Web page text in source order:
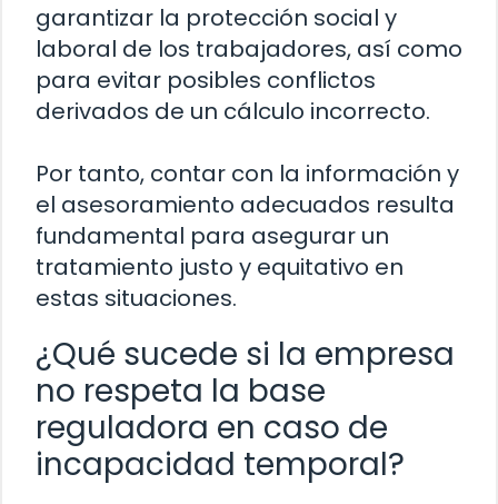
garantizar la protección social y
laboral de los trabajadores, así como
para evitar posibles conflictos
derivados de un cálculo incorrecto.
Por tanto, contar con la información y
el asesoramiento adecuados resulta
fundamental para asegurar un
tratamiento justo y equitativo en
estas situaciones.
¿Qué sucede si la empresa
no respeta la base
reguladora en caso de
incapacidad temporal?